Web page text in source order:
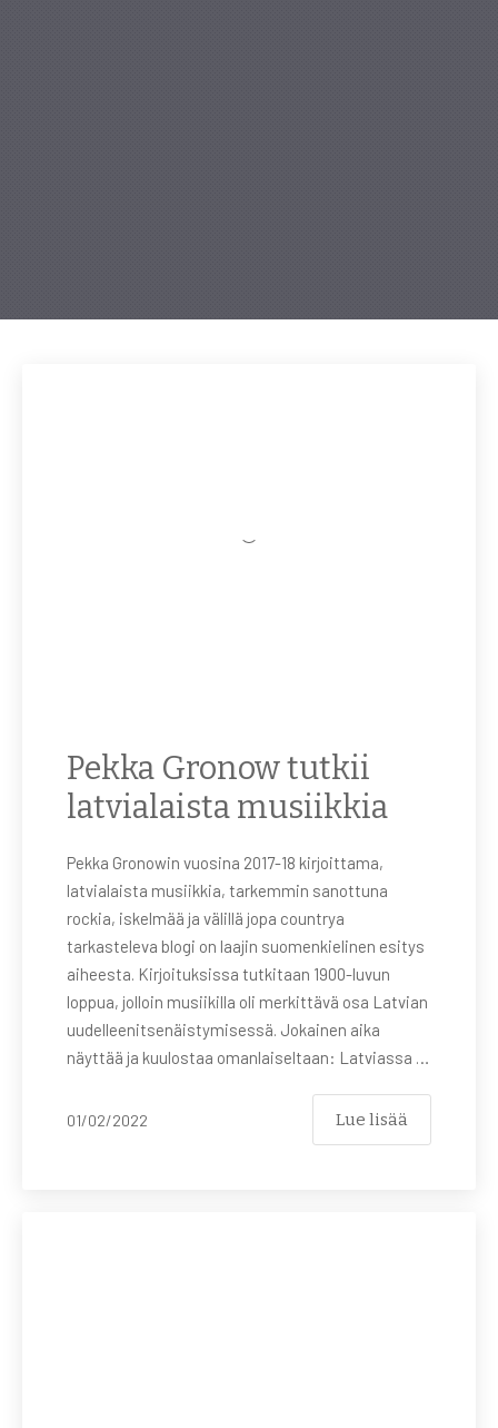
Pekka Gronow tutkii
latvialaista musiikkia
Pekka Gronowin vuosina 2017-18 kirjoittama,
latvialaista musiikkia, tarkemmin sanottuna
rockia, iskelmää ja välillä jopa countrya
tarkasteleva blogi on laajin suomenkielinen esitys
aiheesta. Kirjoituksissa tutkitaan 1900-luvun
loppua, jolloin musiikilla oli merkittävä osa Latvian
uudelleenitsenäistymisessä. Jokainen aika
näyttää ja kuulostaa omanlaiseltaan: Latviassa …
01/02/2022 Lue lisää